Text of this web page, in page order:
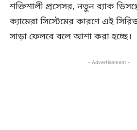
শক্তিশালী প্রসেসর, নতুন ব্যাক
ক্যামেরা সিস্টেমের কারণে এই
সাড়া ফেলবে বলে আশা করা হচ্ছে।
- Advertisement -